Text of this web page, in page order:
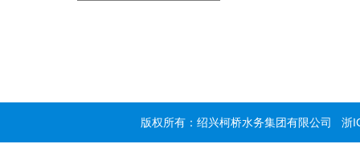
版权所有：绍兴柯桥水务集团有限公司 浙